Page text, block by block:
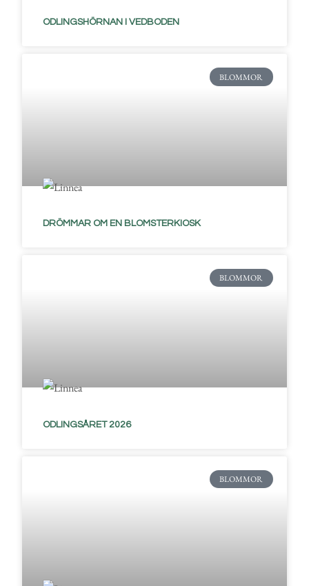
ODLINGSHÖRNAN I VEDBODEN
BLOMMOR
DRÖMMAR OM EN BLOMSTERKIOSK
BLOMMOR
ODLINGSÅRET 2026
BLOMMOR